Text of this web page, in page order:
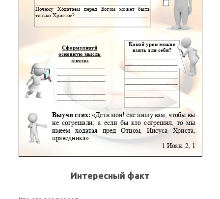
Интересный факт